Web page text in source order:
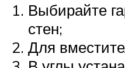
Выбирайте
стен;
Для